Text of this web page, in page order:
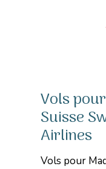
Vols
Suisse
Airlines
Vols pour